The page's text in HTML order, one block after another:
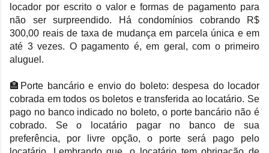
locador por escrito o valor e formas de pagamento para
não ser surpreendido. Há condomínios cobrando R$
300,00 reais de taxa de mudança em parcela única e em
até 3 vezes. O pagamento é, em geral, com o primeiro
aluguel.
🏣Porte bancário e envio do boleto: despesa do locador
cobrada em todos os boletos e transferida ao locatário. Se
pago no banco indicado no boleto, o porte bancário não é
cobrado. Se o locatário pagar no banco de sua
preferência, por livre opção, o porte será pago pelo